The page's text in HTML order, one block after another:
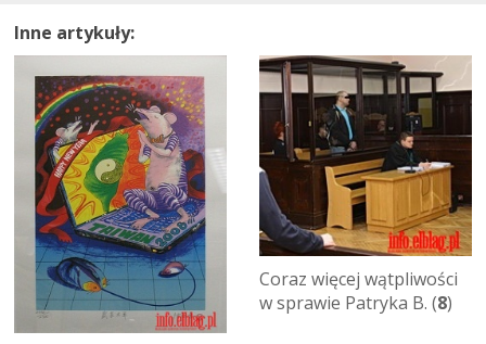
Inne artykuły:
Coraz więcej wątpliwości
w sprawie Patryka B. (8)